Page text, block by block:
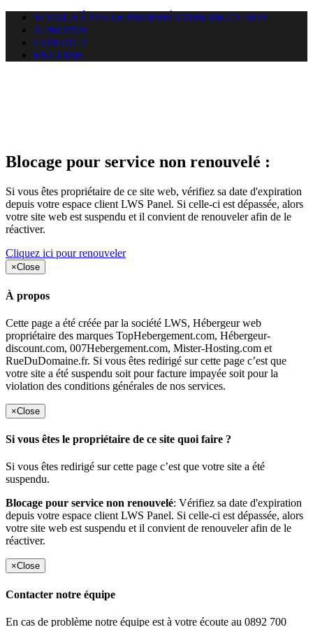
SI VOUS ÊTES LE PROPRIÉTAIRE DE CE SITE
A PROPOS
CONTACT
ENGLISH
Blocage pour service non renouvelé :
Si vous êtes propriétaire de ce site web, vérifiez sa date d'expiration
depuis votre espace client LWS Panel. Si celle-ci est dépassée, alors
votre site web est suspendu et il convient de renouveler afin de le
réactiver.
Cliquez ici pour renouveler
×Close
À propos
Cette page a été créée par la société LWS, Hébergeur web
propriétaire des marques TopHebergement.com, Hébergeur-
discount.com, 007Hebergement.com, Mister-Hosting.com et
RueDuDomaine.fr. Si vous êtes redirigé sur cette page c’est que
votre site a été suspendu soit pour facture impayée soit pour la
violation des conditions générales de nos services.
×Close
Si vous êtes le propriétaire de ce site quoi faire ?
Si vous êtes redirigé sur cette page c’est que votre site a été
suspendu.
Blocage pour service non renouvelé: Vérifiez sa date d'expiration
depuis votre espace client LWS Panel. Si celle-ci est dépassée, alors
votre site web est suspendu et il convient de renouveler afin de le
réactiver.
×Close
Contacter notre équipe
En cas de problème notre équipe est à votre écoute au 0892 700